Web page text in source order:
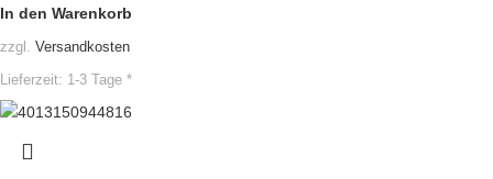
In den Warenkorb
zzgl. Versandkosten
Lieferzeit: 1-3 Tage *